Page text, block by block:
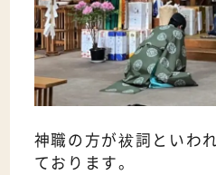
神職の方が祓詞といわ
ております。